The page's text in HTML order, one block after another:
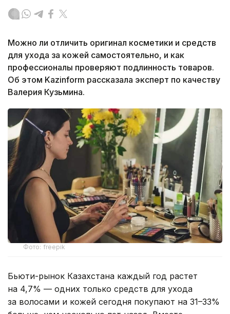
Можно ли отличить оригинал косметики и средств
для ухода за кожей самостоятельно, и как
профессионалы проверяют подлинность товаров.
Об этом Kazinform рассказала эксперт по качеству
Валерия Кузьмина.
Фото: freepik
Бьюти-рынок Казахстана каждый год растет
на 4,7% — одних только средств для ухода
за волосами и кожей сегодня покупают на 31–33%